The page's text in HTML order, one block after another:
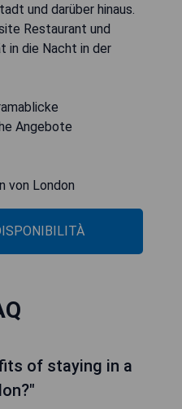
und darüber hinaus.
Restaurant und
in die Nacht in der
Angebote
von London
of staying in a